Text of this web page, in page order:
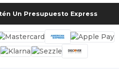
Un Presupuesto Express